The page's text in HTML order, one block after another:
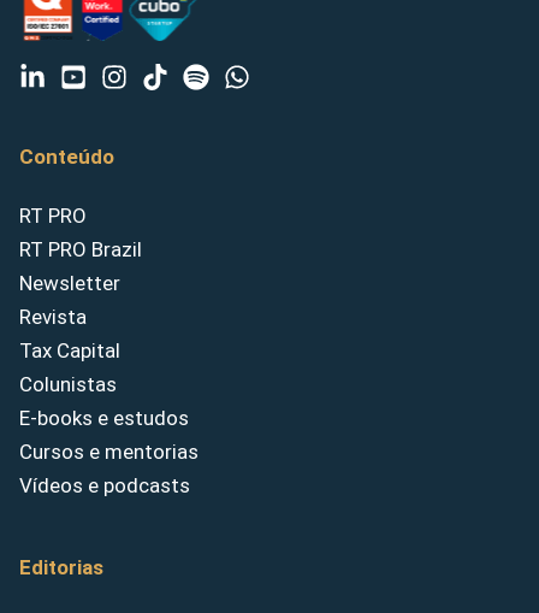
Conteúdo
RT PRO
RT PRO Brazil
Newsletter
Revista
Tax Capital
Colunistas
E-books e estudos
Cursos e mentorias
Vídeos e podcasts
Editorias